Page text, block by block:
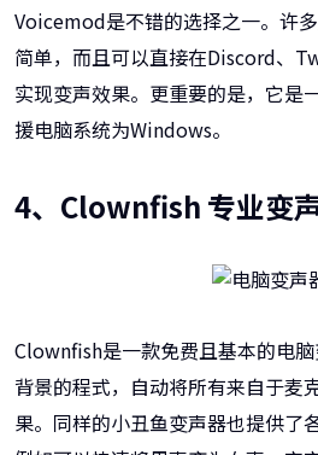
Voicemod是不错的选择之一。许
简单，而且可以直接在Discord、
实现变声效果。更重要的是，它是
援电脑系统为Windows。
4、Clownfish 专业变
Clownfish是一款免费且基本的电
背景的程式，自动将所有来自于麦
果。同样的小丑鱼变声器也提供了